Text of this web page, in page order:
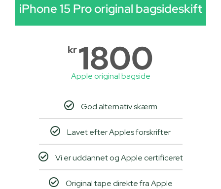
iPhone 15 Pro original bagsideskift
kr1800
Apple original bagside
God alternativ skærm
Lavet efter Apples forskrifter
Vi er uddannet og Apple certificeret
Original tape direkte fra Apple